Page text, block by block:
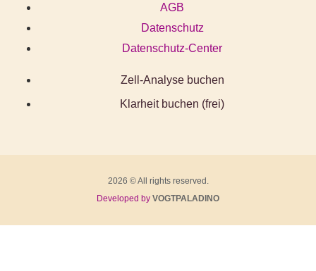
AGB
Datenschutz
Datenschutz-Center
Zell-Analyse buchen
Klarheit buchen (frei)
2026 © All rights reserved.
Developed by VOGTPALADINO